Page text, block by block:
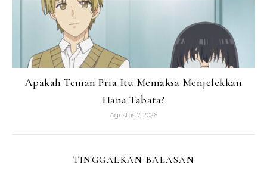
Apakah Teman Pria Itu Memaksa Menjelekkan
Hana Tabata?
Agustus 7, 2026
TINGGALKAN BALASAN